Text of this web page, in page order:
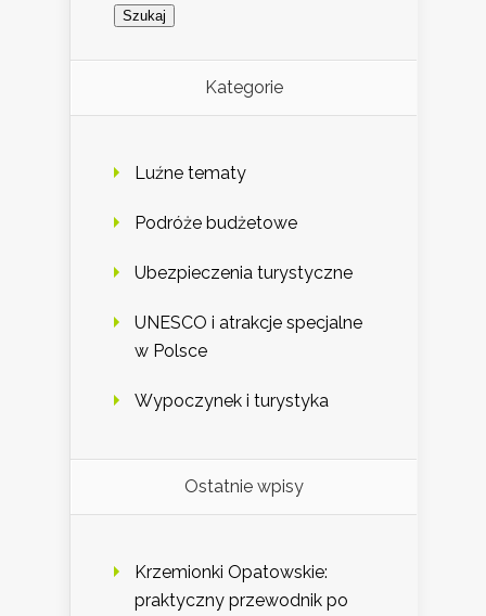
Kategorie
Luźne tematy
Podróże budżetowe
Ubezpieczenia turystyczne
UNESCO i atrakcje specjalne
w Polsce
Wypoczynek i turystyka
Ostatnie wpisy
Krzemionki Opatowskie:
praktyczny przewodnik po